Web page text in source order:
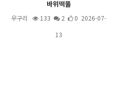
바위떡풀
우구리 133 2
0 2026-07-
13